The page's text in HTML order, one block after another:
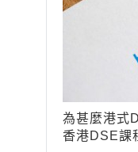
為甚麼港式
香港DSE課